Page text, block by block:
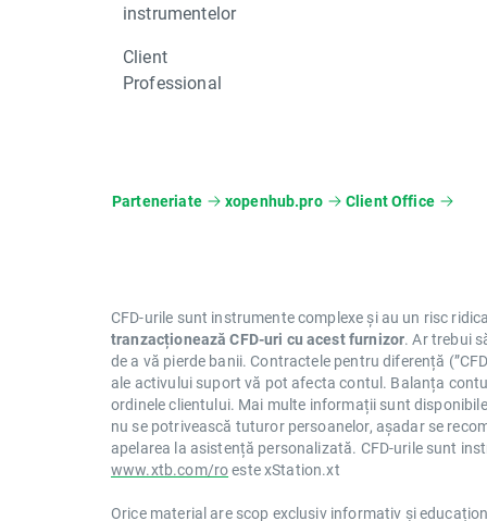
instrumentelor
Client
Professional
Parteneriate xopenhub.pro Client Office
CFD-urile sunt instrumente complexe și au un risc
tranzacționează CFD-uri cu acest furnizor. Ar trebui
de a vă pierde banii. Contractele pentru diferență
ale activului suport vă pot afecta contul. Balanța
ordinele clientului. Mai multe informații sunt
nu se potrivească tuturor persoanelor, așadar se
apelarea la asistență personalizată. CFD-urile sunt
www.xtb.com/roeste xStation.xt
Orice material are scop exclusiv informativ și